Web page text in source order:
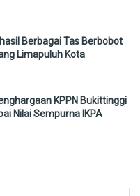
Berbagai Tas Berbobot
Limapuluh Kota
KPPN Bukittinggi
Nilai Sempurna IKPA